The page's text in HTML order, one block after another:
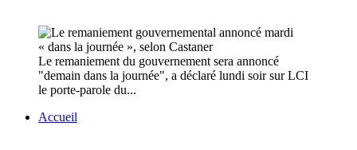
Le remaniement du gouvernement sera annoncé
"demain dans la journée", a déclaré lundi soir sur LCI
le porte-parole du...
Accueil